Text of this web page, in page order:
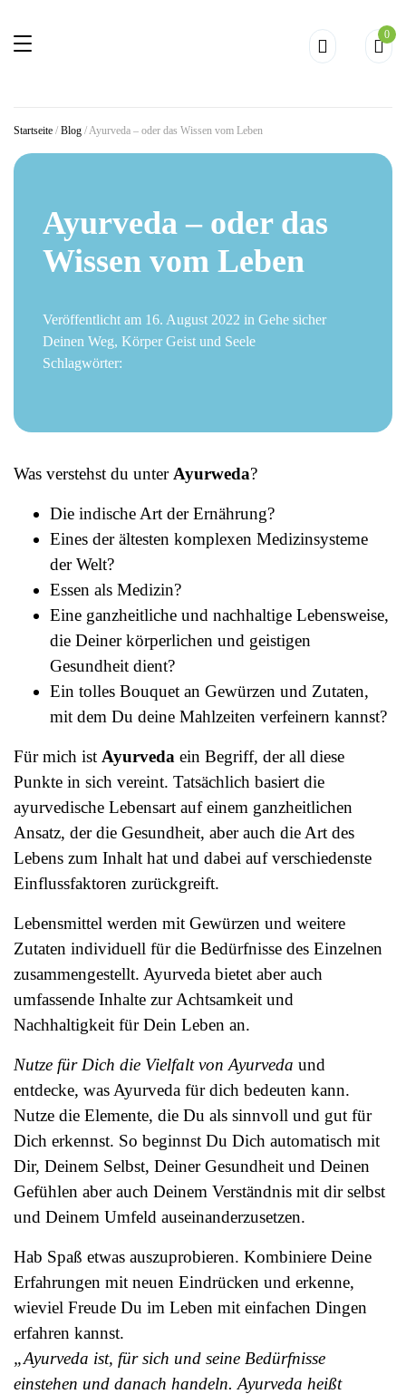
0
Startseite / Blog /Ayurveda – oder das Wissen vom Leben
Ayurveda – oder das
Wissen vom Leben
Veröffentlicht am 16. August 2022 in Gehe sicher
Deinen Weg, Körper Geist und Seele
Schlagwörter:
Was verstehst du unter Ayurweda?
Die indische Art der Ernährung?
Eines der ältesten komplexen Medizinsysteme
der Welt?
Essen als Medizin?
Eine ganzheitliche und nachhaltige Lebensweise,
die Deiner körperlichen und geistigen
Gesundheit dient?
Ein tolles Bouquet an Gewürzen und Zutaten,
mit dem Du deine Mahlzeiten verfeinern kannst?
Für mich ist Ayurveda ein Begriff, der all diese
Punkte in sich vereint. Tatsächlich basiert die
ayurvedische Lebensart auf einem ganzheitlichen
Ansatz, der die Gesundheit, aber auch die Art des
Lebens zum Inhalt hat und dabei auf verschiedenste
Einflussfaktoren zurückgreift.
Lebensmittel werden mit Gewürzen und weitere
Zutaten individuell für die Bedürfnisse des Einzelnen
zusammengestellt. Ayurveda bietet aber auch
umfassende Inhalte zur Achtsamkeit und
Nachhaltigkeit für Dein Leben an.
Nutze für Dich die Vielfalt von Ayurveda und
entdecke, was Ayurveda für dich bedeuten kann.
Nutze die Elemente, die Du als sinnvoll und gut für
Dich erkennst. So beginnst Du Dich automatisch mit
Dir, Deinem Selbst, Deiner Gesundheit und Deinen
Gefühlen aber auch Deinem Verständnis mit dir selbst
und Deinem Umfeld auseinanderzusetzen.
Hab Spaß etwas auszuprobieren. Kombiniere Deine
Erfahrungen mit neuen Eindrücken und erkenne,
wieviel Freude Du im Leben mit einfachen Dingen
erfahren kannst.
„Ayurveda ist, für sich und seine Bedürfnisse
einstehen und danach handeln. Ayurveda heißt